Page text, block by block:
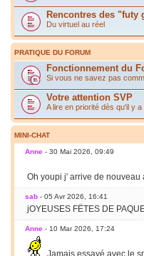
Rencontres des "futy
Du virtuel au réel
PRATIQUE DU FORUM
Fonctionnement du
Si vous ne savez pas
Votre attention SVP
A lire en priorité dès qu'il y
MINI-CHAT
Anne - 30 Mai 2026, 09:49
Oh youpi j' arrive de nouveau
sab - 05 Avr 2026, 16:41
jOYEUSES FËTES DE
Anne - 10 Mar 2026, 17:24
Jamais essayé avec le